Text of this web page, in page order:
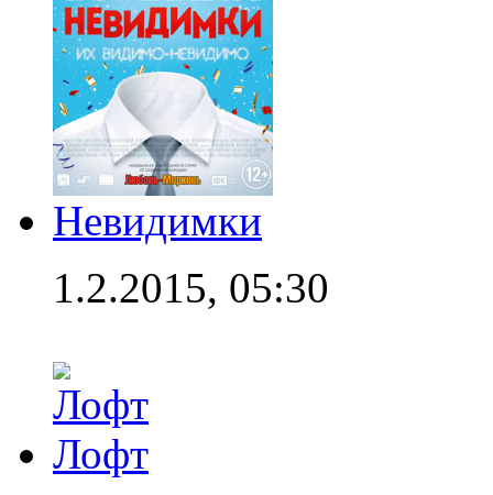
Невидимки
1.2.2015, 05:30
Лофт